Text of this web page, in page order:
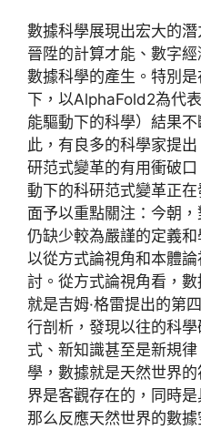
數據科學展現出宏大的
晉陞的計算才能、數字
數據科學的產生。特別
下，以AlphaFold2為代
能驅動下的科學）結果
此，有良多的科學家提
研范式變革的有用衝破
動下的科研范式變革正
面予以重點關注：今朝
仍缺少較為嚴謹的定義
以從方式論視角和本體
討。從方式論視角看，
就是吉姆·格雷提出的第
行剖析，發現以往的科
式、新知識甚至是新規
學，數據就是天然世界
界是客觀存在的，同時
那么反應天然世界的數